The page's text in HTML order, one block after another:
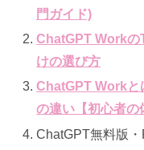
門ガイド)
ChatGPT Workの
けの選び方
ChatGPT Workと
の違い【初心者の
ChatGPT無料版